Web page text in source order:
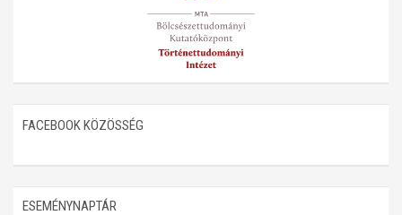
FACEBOOK KÖZÖSSÉG
ESEMÉNYNAPTÁR